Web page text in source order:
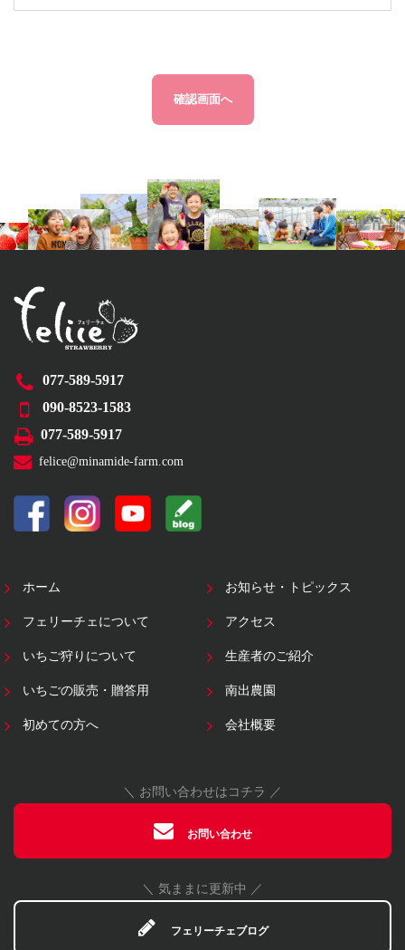
確認画面へ
077-589-5917
090-8523-1583
077-589-5917
felice@minamide-farm.com
ホーム
フェリーチェについて
いちご狩りについて
いちごの販売・贈答用
初めての方へ
お知らせ・トピックス
アクセス
生産者のご紹介
南出農園
会社概要
＼ お問い合わせはコチラ ／
お問い合わせ
＼ 気ままに更新中 ／
フェリーチェブログ